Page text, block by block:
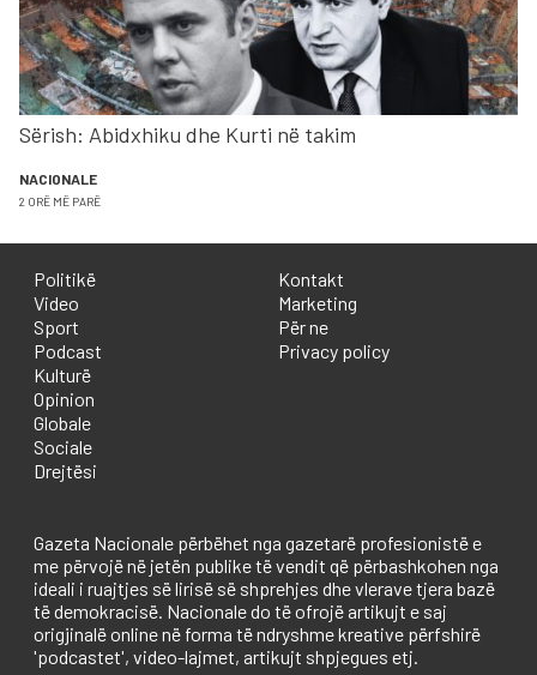
Sërish: Abidxhiku dhe Kurti në takim
NACIONALE
2 ORË MË PARË
Politikë
Video
Sport
Podcast
Kulturë
Opinion
Globale
Sociale
Drejtësi
Kontakt
Marketing
Për ne
Privacy policy
Gazeta Nacionale përbëhet nga gazetarë profesionistë e
me përvojë në jetën publike të vendit që përbashkohen nga
ideali i ruajtjes së lirisë së shprehjes dhe vlerave tjera bazë
të demokracisë. Nacionale do të ofrojë artikujt e saj
origjinalë online në forma të ndryshme kreative përfshirë
'podcastet', video-lajmet, artikujt shpjegues etj.